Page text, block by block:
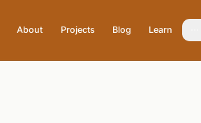
About Projects Blog Learn